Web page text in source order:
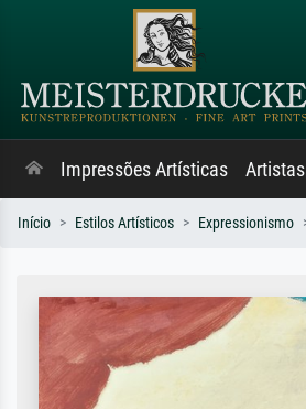
Impressões Artísticas Artistas
Início Estilos Artísticos Expressionismo